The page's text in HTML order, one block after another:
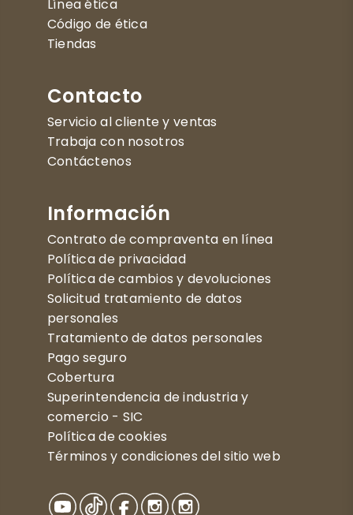
Línea ética
Código de ética
Tiendas
Contacto
Servicio al cliente y ventas
Trabaja con nosotros
Contáctenos
Información
Contrato de compraventa en línea
Política de privacidad
Política de cambios y devoluciones
Solicitud tratamiento de datos
personales
Tratamiento de datos personales
Pago seguro
Cobertura
Superintendencia de industria y
comercio - SIC
Política de cookies
Términos y condiciones del sitio web